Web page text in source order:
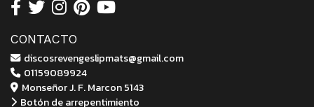
CONTACTO
discosrevengeslipmats@gmail.com
01159089924
Monseñor J. F. Marcon 5143
Botón de arrepentimiento